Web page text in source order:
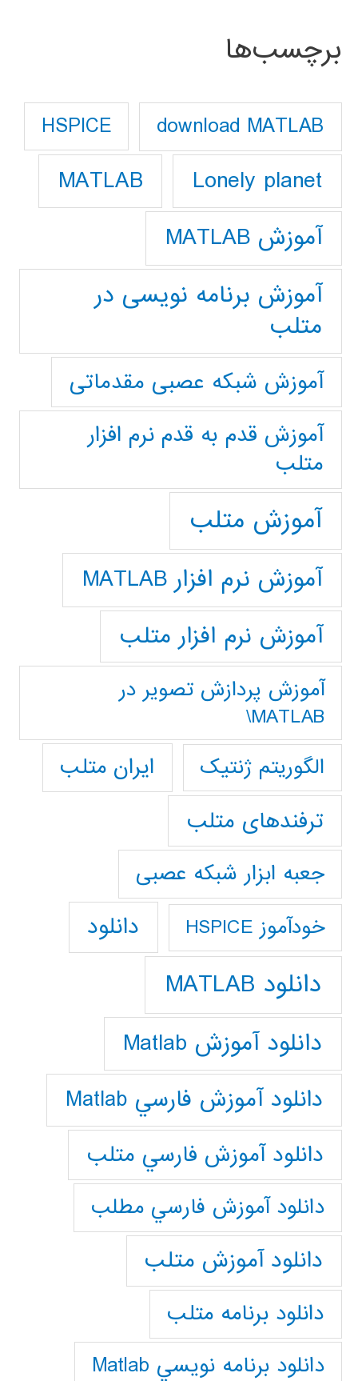
برچسب‌ها
download MATLAB
HSPICE
Lonely planet
MATLAB
آموزش MATLAB
آموزش برنامه نویسی در
متلب
آموزش شبکه عصبی مقدماتی
آموزش قدم به قدم نرم افزار
متلب
آموزش متلب
آموزش نرم افزار MATLAB
آموزش نرم افزار متلب
آموزش پردازش تصوير در
MATLAB\
الگوریتم ژنتیک
ایران متلب
ترفندهای متلب
جعبه ابزار شبکه عصبی
خودآموز HSPICE دانلود
دانلود MATLAB
دانلود آموزش Matlab
دانلود آموزش فارسي Matlab
دانلود آموزش فارسي متلب
دانلود آموزش فارسي مطلب
دانلود آموزش متلب
دانلود برنامه متلب
دانلود برنامه نويسي Matlab